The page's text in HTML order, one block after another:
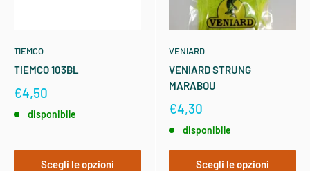
TIEMCO
TIEMCO 103BL
€4,50
disponibile
Scegli le opzioni
VENIARD
VENIARD STRUNG
MARABOU
€4,30
disponibile
Scegli le opzioni